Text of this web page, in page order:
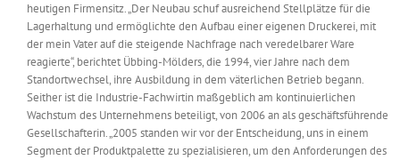
heutigen Firmensitz. „Der Neubau schuf ausreichend Stellplätze für die
Lagerhaltung und ermöglichte den Aufbau einer eigenen Druckerei, mit
der mein Vater auf die steigende Nachfrage nach veredelbarer Ware
reagierte“, berichtet Übbing-Mölders, die 1994, vier Jahre nach dem
Standortwechsel, ihre Ausbildung in dem väterlichen Betrieb begann.
Seither ist die Industrie-Fachwirtin maßgeblich am kontinuierlichen
Wachstum des Unternehmens beteiligt, von 2006 an als geschäftsführende
Gesellschafterin. „2005 standen wir vor der Entscheidung, uns in einem
Segment der Produktpalette zu spezialisieren, um den Anforderungen des